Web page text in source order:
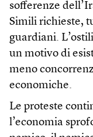
sofferenze
Simili richieste,
guardiani.
un motivo di
meno
economiche.
Le proteste
l’economia